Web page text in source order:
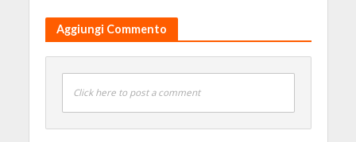
Aggiungi Commento
Click here to post a comment